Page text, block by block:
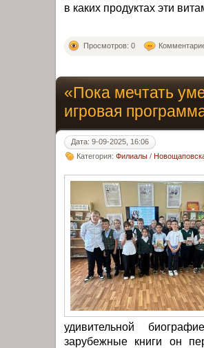
в каких продуктах эти
Просмотров: 0
«Пока мечтать
игровая
Дата: 9-09-2025, 16:06
Категория: Филиалы /
удивительной
зарубежные книги он